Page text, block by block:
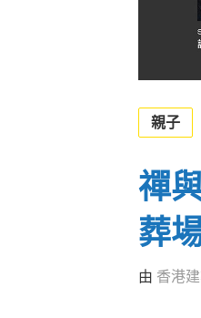
親子
禪
葬
由 香港